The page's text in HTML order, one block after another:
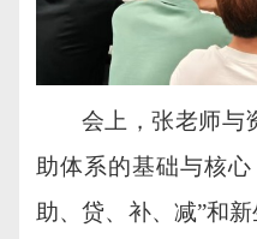
会上，张老师与
助体系的基础与核心
助、贷、补、减”和